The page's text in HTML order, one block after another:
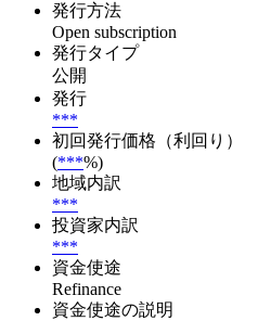
発行方法
Open subscription
発行タイプ
公開
発行
***
初回発行価格（利回り）
(***%)
地域内訳
***
投資家内訳
***
資金使途
Refinance
資金使途の説明